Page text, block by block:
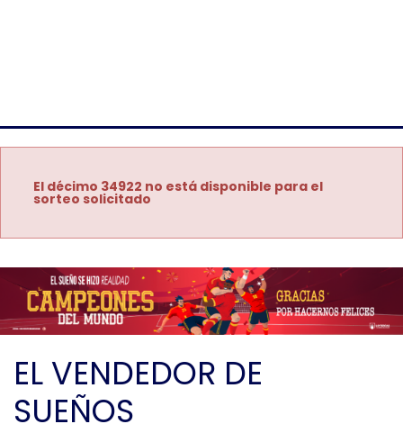
El décimo 34922 no está disponible para el
sorteo solicitado
EL VENDEDOR DE
SUEÑOS